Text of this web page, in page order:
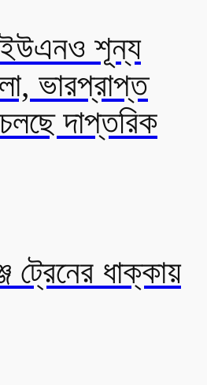
শূন্য
ভারপ্রাপ্ত
চলছে দাপ্তরিক
ট্রেনের ধাক্কায়